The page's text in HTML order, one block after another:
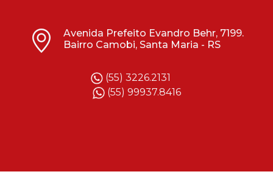
Avenida Prefeito Evandro Behr, 7199.
Bairro Camobi, Santa Maria - RS
(55) 3226.2131
(55) 99937.8416